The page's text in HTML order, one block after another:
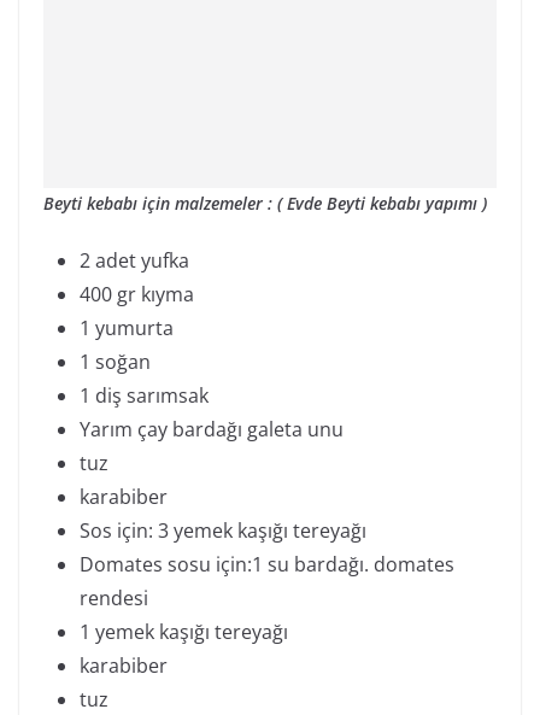
Beyti kebabı için malzemeler : ( Evde Beyti kebabı yapımı )
2 adet yufka
400 gr kıyma
1 yumurta
1 soğan
1 diş sarımsak
Yarım çay bardağı galeta unu
tuz
karabiber
Sos için: 3 yemek kaşığı tereyağı
Domates sosu için:1 su bardağı. domates
rendesi
1 yemek kaşığı tereyağı
karabiber
tuz